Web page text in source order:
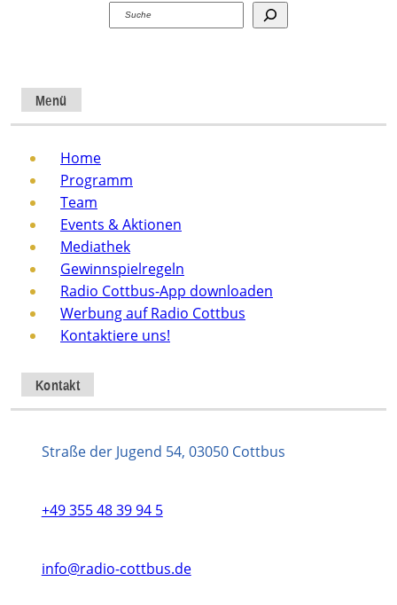
Suchen
Menü
Home
Programm
Team
Events & Aktionen
Mediathek
Gewinnspielregeln
Radio Cottbus-App downloaden
Werbung auf Radio Cottbus
Kontaktiere uns!
Kontakt
Straße der Jugend 54, 03050 Cottbus
+49 355 48 39 94 5
info@radio-cottbus.de